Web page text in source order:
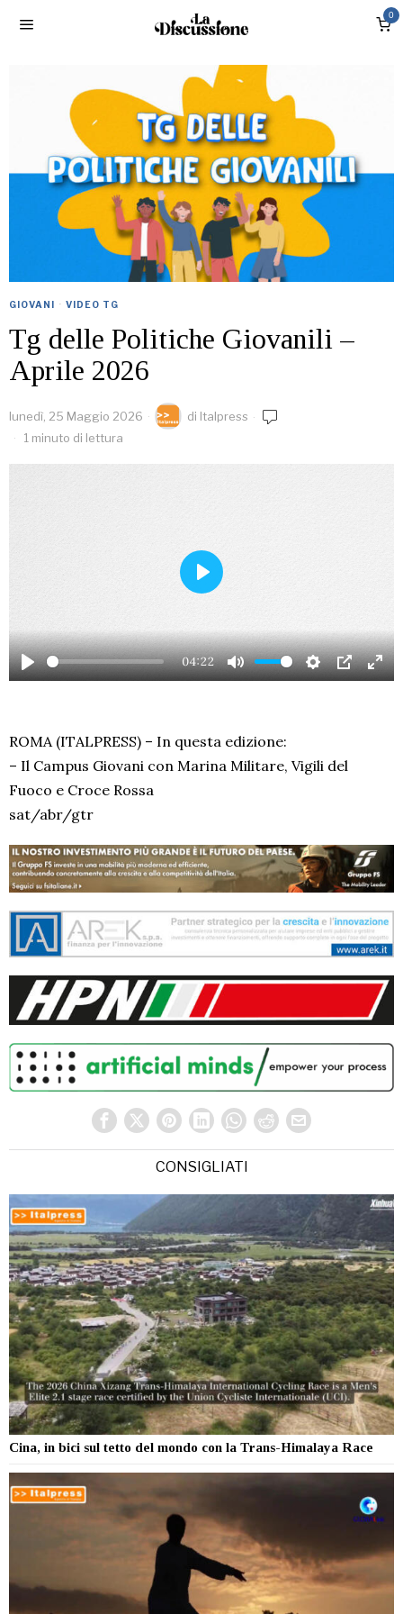
0
GIOVANI · VIDEO TG
Tg delle Politiche Giovanili –
Aprile 2026
lunedì, 25 Maggio 2026 di Italpress
1 minuto di lettura
PLAY
04:22
MUTE SETTINGS
PIP
PLAY
ROMA (ITALPRESS) – In questa edizione:
– Il Campus Giovani con Marina Militare, Vigili del
Fuoco e Croce Rossa
sat/abr/gtr
CONSIGLIATI
Cina, in bici sul tetto del mondo con la Trans-Himalaya Race